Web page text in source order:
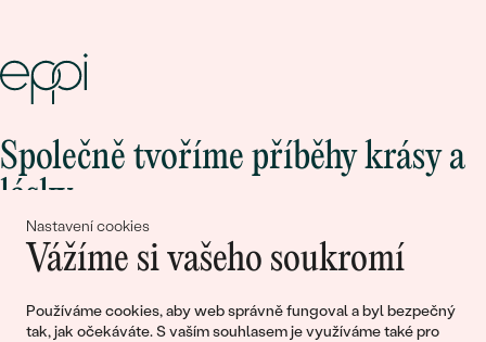
Nastavení cookies
Vážíme si vašeho soukromí
Používáme cookies, aby web správně fungoval a byl bezpečný
tak, jak očekáváte. S vaším souhlasem je využíváme také pro
Společně tvoříme příběhy krásy a
lásky
Připojte se k nám!